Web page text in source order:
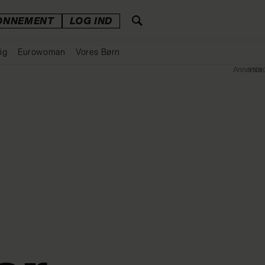
LOG IND
Eurowoman Vores Børn
Annonce